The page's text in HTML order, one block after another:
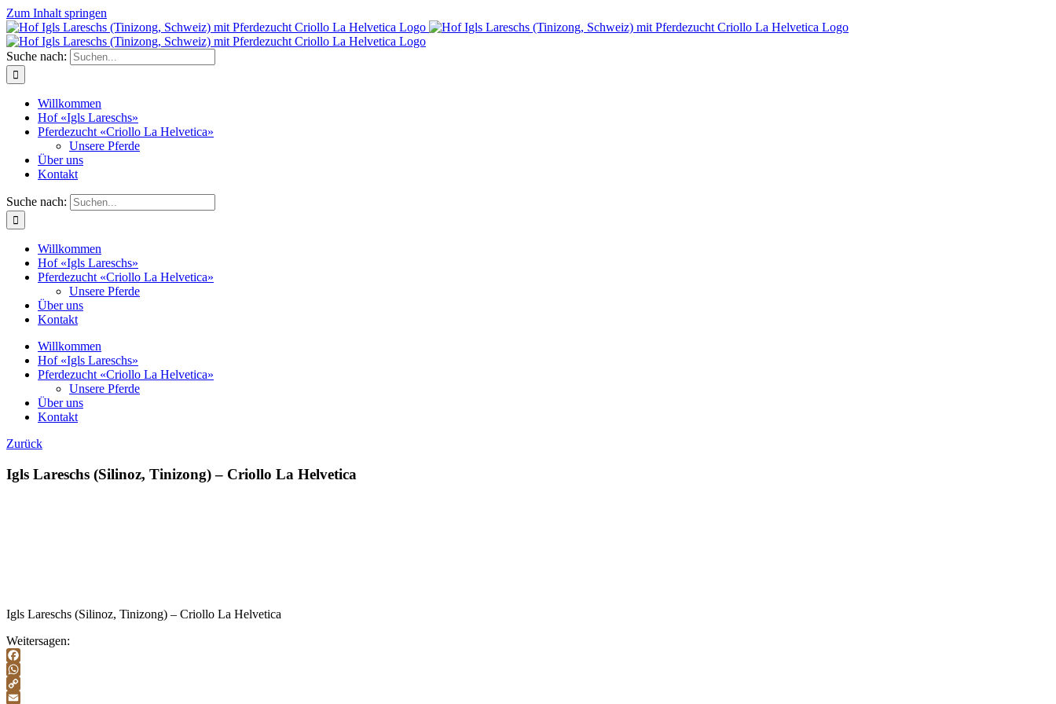
Zum Inhalt springen
Suche nach:
Willkommen
Hof «Igls Lareschs»
Pferdezucht «Criollo La Helvetica»
Unsere Pferde
Über uns
Kontakt
Suche nach:
Willkommen
Hof «Igls Lareschs»
Pferdezucht «Criollo La Helvetica»
Unsere Pferde
Über uns
Kontakt
Willkommen
Hof «Igls Lareschs»
Pferdezucht «Criollo La Helvetica»
Unsere Pferde
Über uns
Kontakt
Zurück
Igls Lareschs (Silinoz, Tinizong) – Criollo La Helvetica
Igls Lareschs (Silinoz, Tinizong) – Criollo La Helvetica
Weitersagen:
Facebook
WhatsApp
Copy